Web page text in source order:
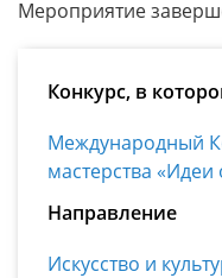
Мероприятие
Конкурс, в
Международный
мастерства
Направление
Искусство и